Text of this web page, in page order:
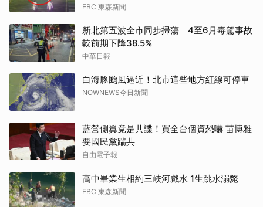
EBC 東森新聞
新北第五波全市同步掃蕩 4至6月毒駕事故
較前期下降38.5%
中華日報
白海豚颱風逼近！北市這些地方紅線可停車
NOWNEWS今日新聞
藍營側翼竟是共諜！買全台個資恐嚇 苗博雅
要國民黨踹共
自由電子報
高中畢業生相約三峽河戲水 1生跳水溺斃
EBC 東森新聞